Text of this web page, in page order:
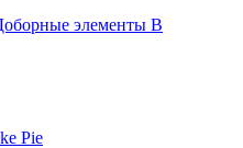
элементы В
Pie